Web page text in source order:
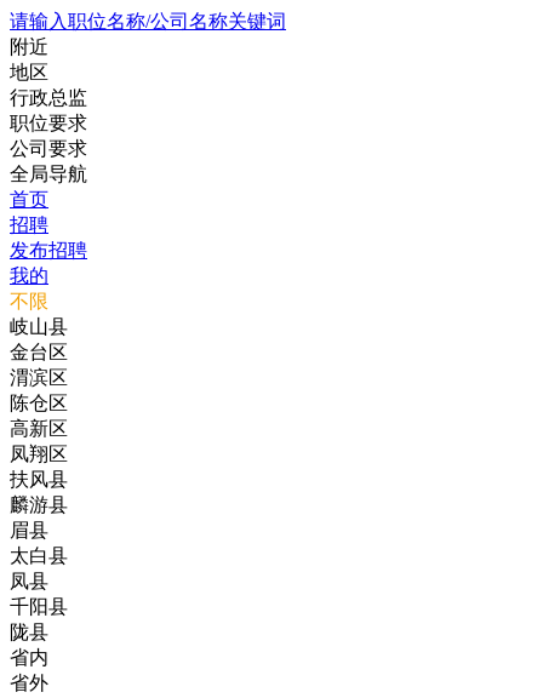
请输入职位名称/公司名称关键词
附近
地区
行政总监
职位要求
公司要求
全局导航
首页
招聘
发布招聘
我的
不限
岐山县
金台区
渭滨区
陈仓区
高新区
凤翔区
扶风县
麟游县
眉县
太白县
凤县
千阳县
陇县
省内
省外